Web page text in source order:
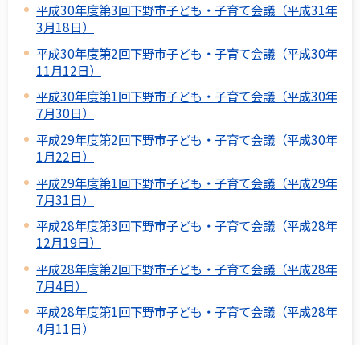
平成30年度第3回下野市子ども・子育て会議（平成31年
3月18日）
平成30年度第2回下野市子ども・子育て会議（平成30年
11月12日）
平成30年度第1回下野市子ども・子育て会議（平成30年
7月30日）
平成29年度第2回下野市子ども・子育て会議（平成30年
1月22日）
平成29年度第1回下野市子ども・子育て会議（平成29年
7月31日）
平成28年度第3回下野市子ども・子育て会議（平成28年
12月19日）
平成28年度第2回下野市子ども・子育て会議（平成28年
7月4日）
平成28年度第1回下野市子ども・子育て会議（平成28年
4月11日）